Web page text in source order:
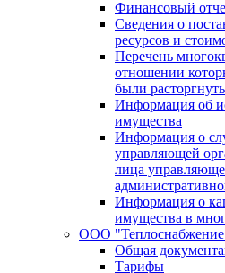
Финансовый
Сведения о
ресурсов и
Перечень
отношении
были
Информация об
имущества
Информация о
управляющей
лица
Информация о
имущества в
ООО
Общая
Тарифы